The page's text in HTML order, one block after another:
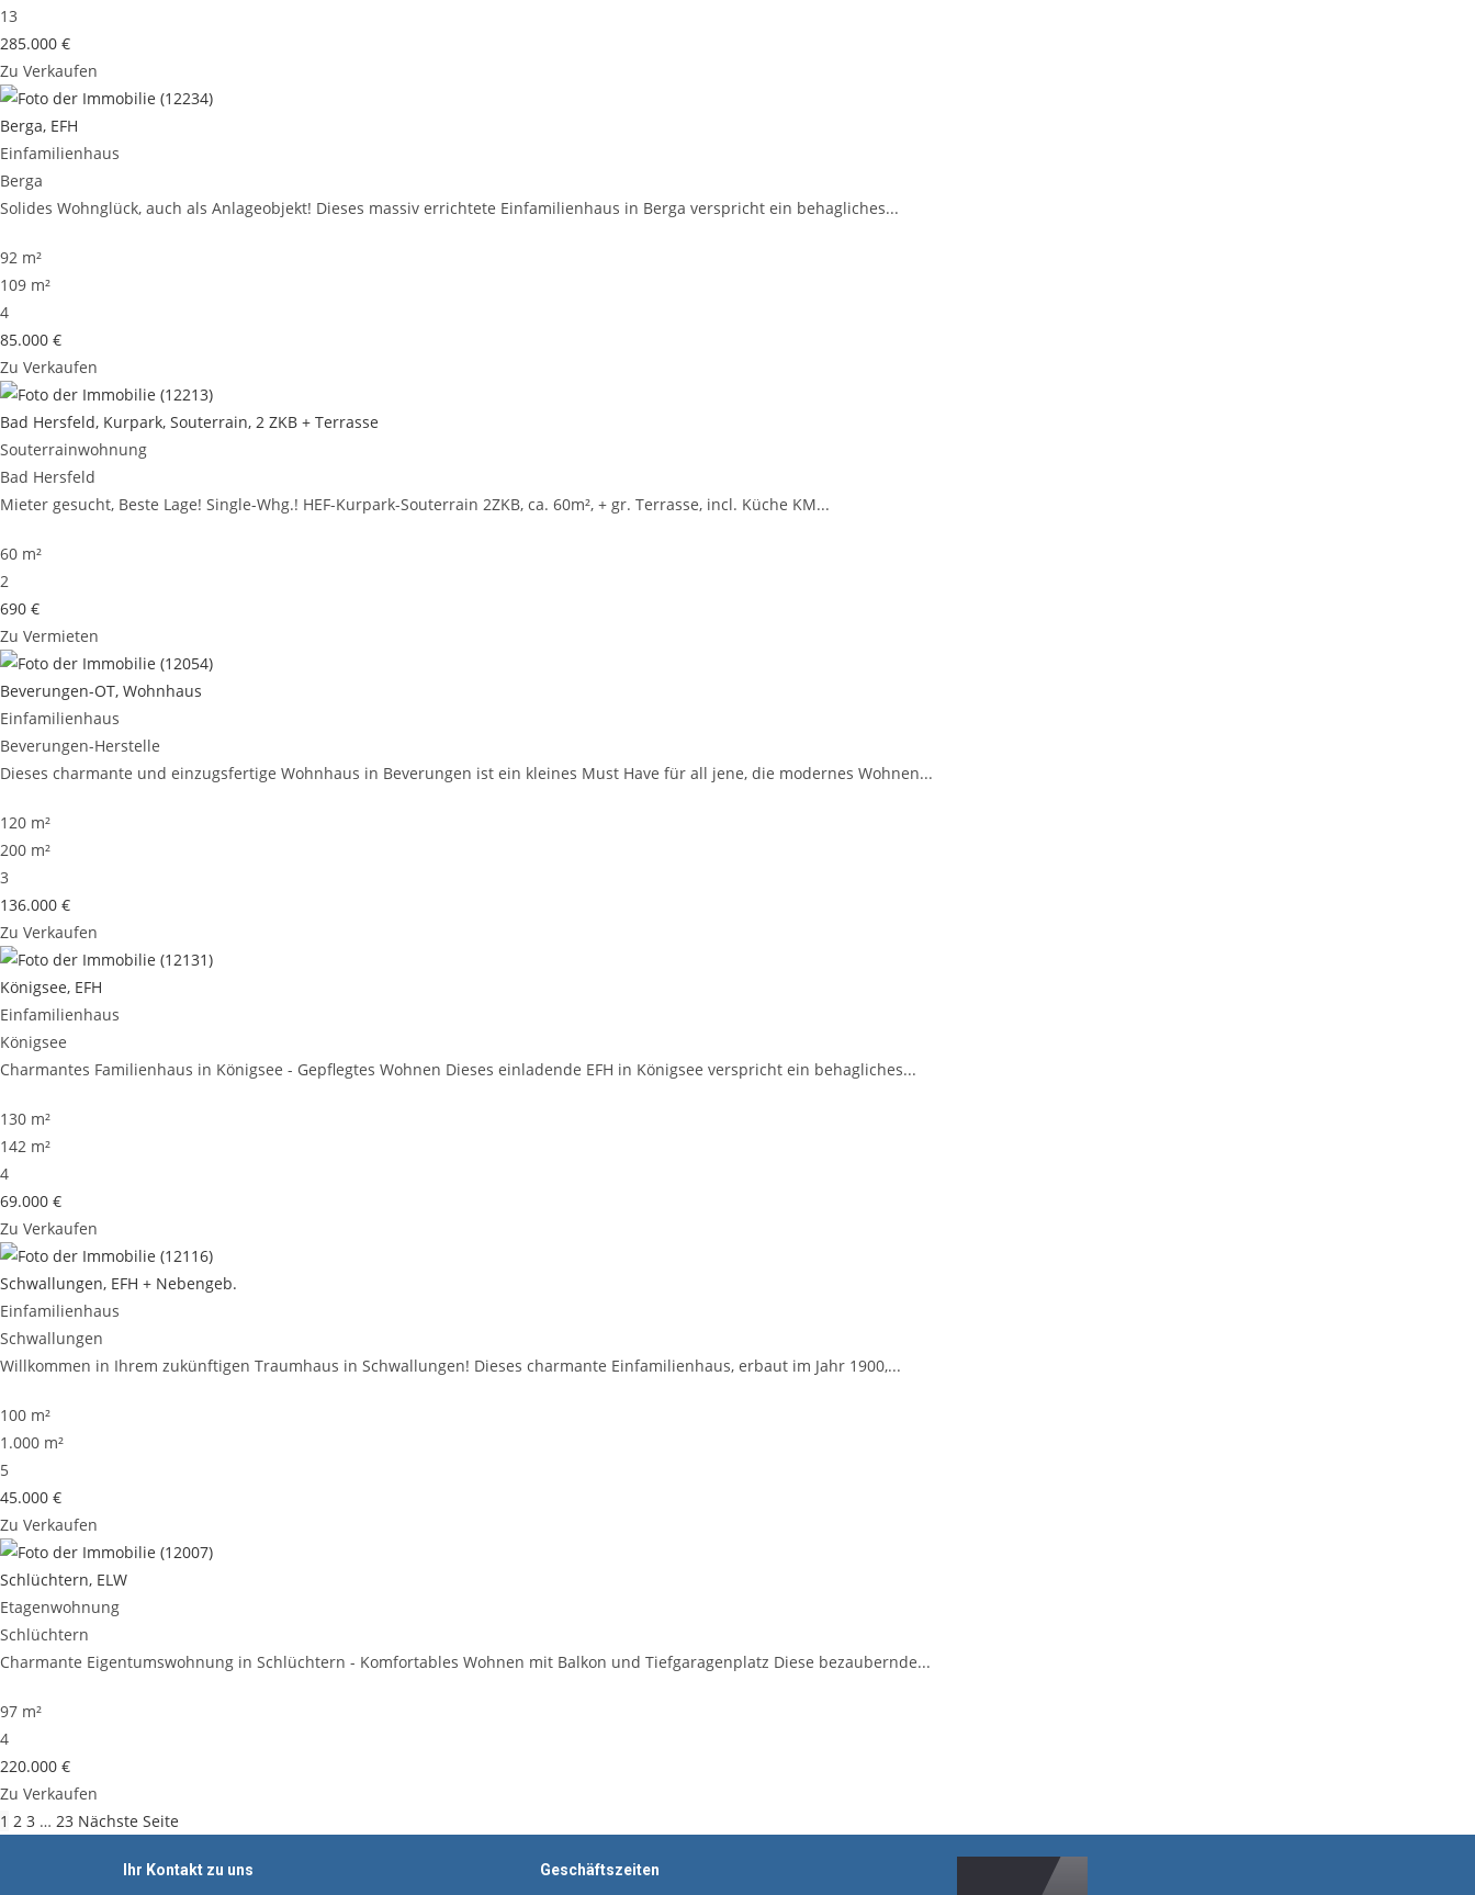
13
285.000 €
Zu Verkaufen
Berga, EFH
Einfamilienhaus
Berga
Solides Wohnglück, auch als Anlageobjekt! Dieses massiv errichtete Einfamilienhaus in Berga verspricht ein behagliches...
92 m²
109 m²
4
85.000 €
Zu Verkaufen
Bad Hersfeld, Kurpark, Souterrain, 2 ZKB + Terrasse
Souterrainwohnung
Bad Hersfeld
Mieter gesucht, Beste Lage! Single-Whg.! HEF-Kurpark-Souterrain 2ZKB, ca. 60m², + gr. Terrasse, incl. Küche KM...
60 m²
2
690 €
Zu Vermieten
Beverungen-OT, Wohnhaus
Einfamilienhaus
Beverungen-Herstelle
Dieses charmante und einzugsfertige Wohnhaus in Beverungen ist ein kleines Must Have für all jene, die modernes Wohnen...
120 m²
200 m²
3
136.000 €
Zu Verkaufen
Königsee, EFH
Einfamilienhaus
Königsee
Charmantes Familienhaus in Königsee - Gepflegtes Wohnen Dieses einladende EFH in Königsee verspricht ein behagliches...
130 m²
142 m²
4
69.000 €
Zu Verkaufen
Schwallungen, EFH + Nebengeb.
Einfamilienhaus
Schwallungen
Willkommen in Ihrem zukünftigen Traumhaus in Schwallungen! Dieses charmante Einfamilienhaus, erbaut im Jahr 1900,...
100 m²
1.000 m²
5
45.000 €
Zu Verkaufen
Schlüchtern, ELW
Etagenwohnung
Schlüchtern
Charmante Eigentumswohnung in Schlüchtern - Komfortables Wohnen mit Balkon und Tiefgaragenplatz Diese bezaubernde...
97 m²
4
220.000 €
Zu Verkaufen
1 2 3 … 23 Nächste Seite
Ihr Kontakt zu uns Geschäftszeiten